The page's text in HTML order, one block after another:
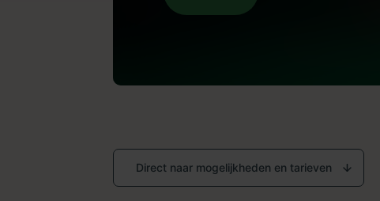
Direct naar mogelijkheden en tarieven